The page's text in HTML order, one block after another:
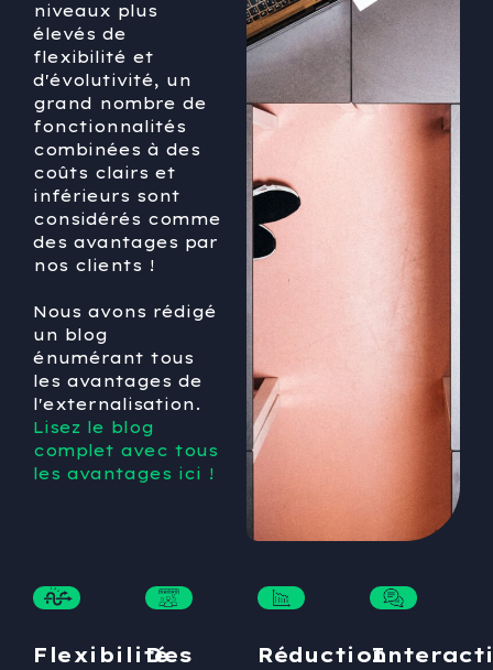
niveaux plus
élevés de
flexibilité et
d'évolutivité, un
grand nombre de
fonctionnalités
combinées à des
coûts clairs et
inférieurs sont
considérés comme
des avantages par
nos clients !
Nous avons rédigé
un blog
énumérant tous
les avantages de
l'externalisation.
Lisez le blog
complet avec tous
les avantages ici !
FlexibilitéDes
Réduction